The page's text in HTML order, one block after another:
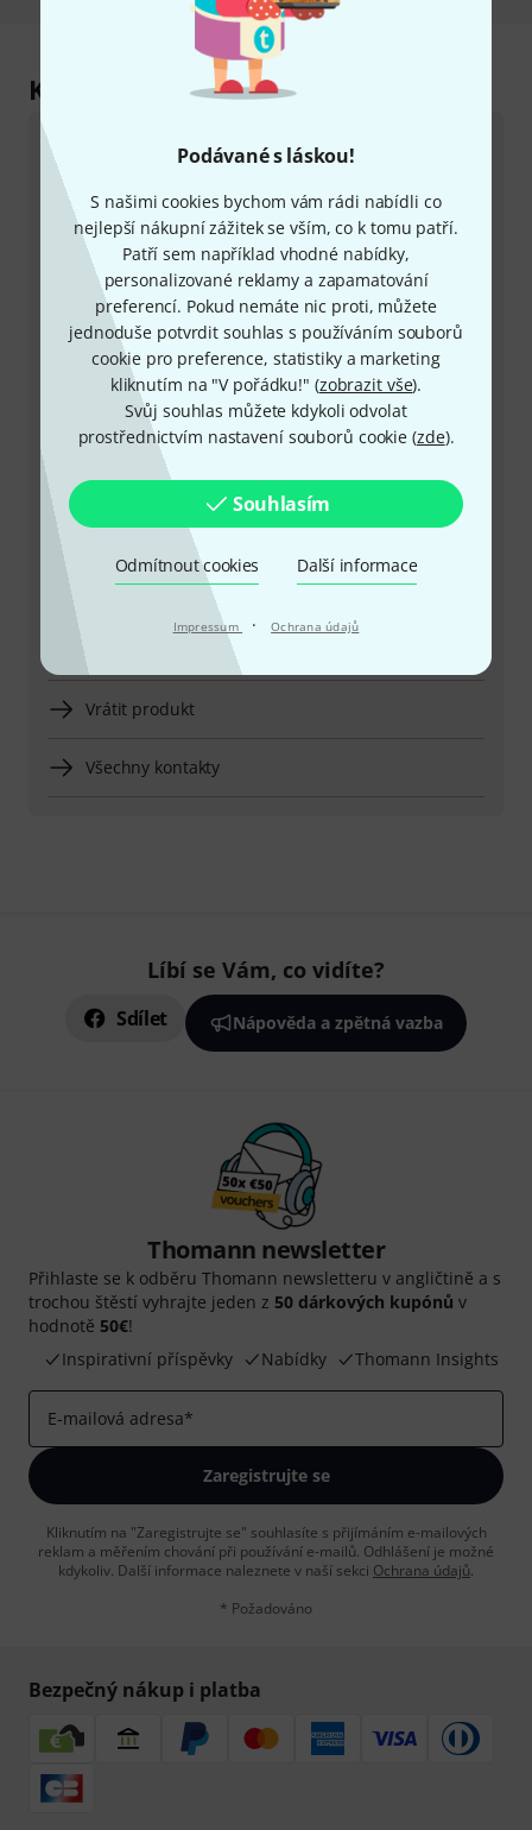
Podávané s láskou!
S našimi cookies bychom vám rádi nabídli co
nejlepší nákupní zážitek se vším, co k tomu patří.
Patří sem například vhodné nabídky,
personalizované reklamy a zapamatování
preferencí. Pokud nemáte nic proti, můžete
jednoduše potvrdit souhlas s používáním souborů
cookie pro preference, statistiky a marketing
kliknutím na "V pořádku!" (zobrazit vše).
Svůj souhlas můžete kdykoli odvolat
prostřednictvím nastavení souborů cookie (zde).
Souhlasím
Odmítnout cookies Další informace
Impressum · Ochrana údajů
Kontaktujte nás
Zákaznický servis - Česko
+49-9546-9223-649
Máte-li jakýkoli dotaz nebo problém, kolegové ze
zákaznického centra jsou vždy připraveni pomoci
Mějte připraveno zákaznické číslo
Provozní doba (CEST - Středoevropský
letní čas)
Zařídit zpětné volání
Více možností kontaktu
Vrátit produkt
Všechny kontakty
Líbí se Vám, co vidíte?
Sdílet Nápověda a zpětná vazba
Thomann newsletter
Přihlaste se k odběru Thomann newsletteru v angličtině a s
trochou štěstí vyhrajte jeden z 50 dárkových kupónů v
hodnotě 50€!
Inspirativní příspěvky
Nabídky Thomann Insights
E-mailová adresa*
Zaregistrujte se
Kliknutím na "Zaregistrujte se" souhlasíte s přijímáním e-mailových
reklam a měřením chování při používání e-mailů. Odhlášení je možné
kdykoliv. Další informace naleznete v naší sekci Ochrana údajů.
* Požadováno
Bezpečný nákup i platba